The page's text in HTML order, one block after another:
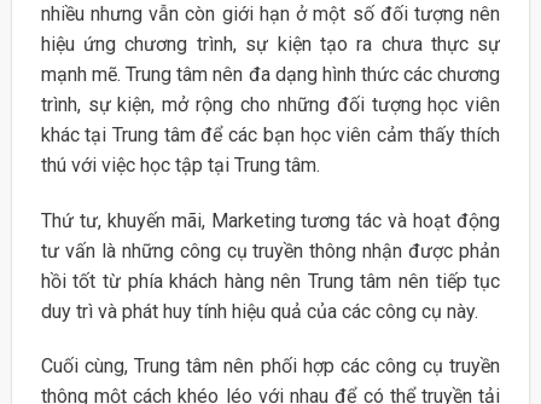
nhiều nhưng vẫn còn giới hạn ở một số đối tượng nên
hiệu ứng chương trình, sự kiện tạo ra chưa thực sự
mạnh mẽ. Trung tâm nên đa dạng hình thức các chương
trình, sự kiện, mở rộng cho những đối tượng học viên
khác tại Trung tâm để các bạn học viên cảm thấy thích
thú với việc học tập tại Trung tâm.
Thứ tư, khuyến mãi, Marketing tương tác và hoạt động
tư vấn là những công cụ truyền thông nhận được phản
hồi tốt từ phía khách hàng nên Trung tâm nên tiếp tục
duy trì và phát huy tính hiệu quả của các công cụ này.
Cuối cùng, Trung tâm nên phối hợp các công cụ truyền
thông một cách khéo léo với nhau để có thể truyền tải